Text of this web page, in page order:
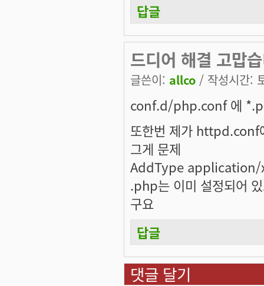
답글
드디어 해결 고맙
글쓴이: allco / 작성시간:
conf.d/php.conf 에
또한번 제가 httpd.conf
그게 문제
AddType
.php는 이미 설정되어
구요
답글
댓글 달기